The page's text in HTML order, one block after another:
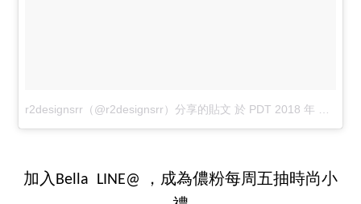
r2designsrr（@r2designsrr）分享的貼文 於 PDT 2018 年 5月 月 15 日 下午 5:38
加入Bella LINE@ ，成為儂粉每周五抽時尚小